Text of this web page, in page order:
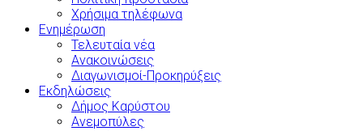
Χρήσιμα τηλέφωνα
Ενημέρωση
Τελευταία νέα
Ανακοινώσεις
Διαγωνισμοί-Προκηρύξεις
Εκδηλώσεις
Δήμος Καρύστου
Ανεμοπύλες